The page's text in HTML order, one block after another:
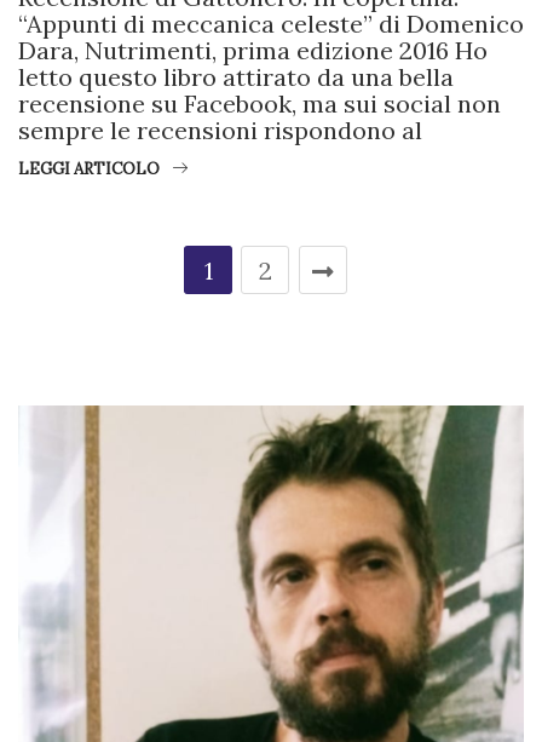
“Appunti di meccanica celeste” di Domenico
Dara, Nutrimenti, prima edizione 2016 Ho
letto questo libro attirato da una bella
recensione su Facebook, ma sui social non
sempre le recensioni rispondono al
LEGGI ARTICOLO
1 2